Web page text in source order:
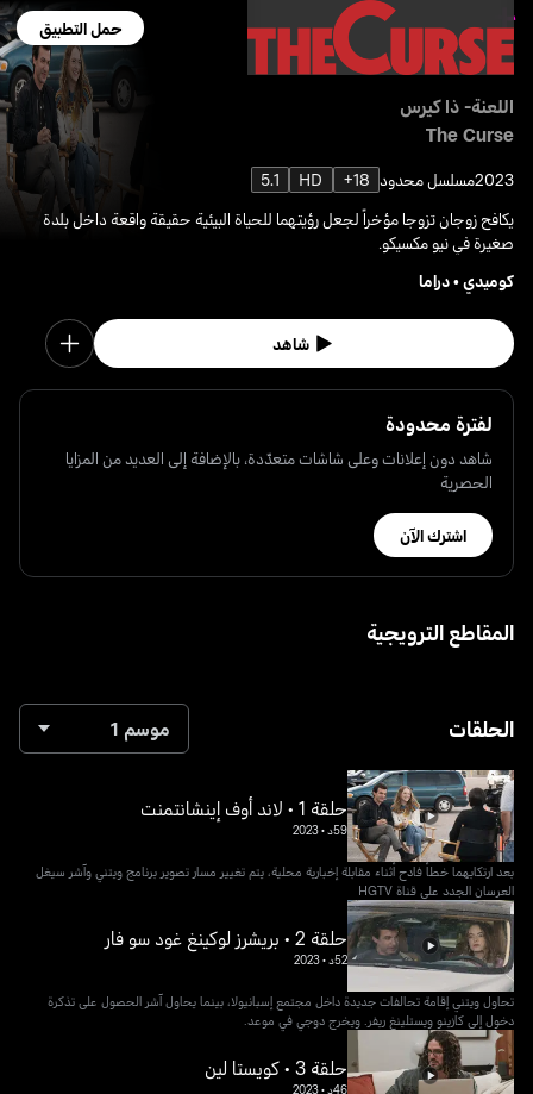
حمل التطبيق
اللعنة- ذا كيرس
The Curse
2023مسلسل محدود 18+
HD
5.1
يكافح زوجان تزوجا مؤخراً لجعل رؤيتهما للحياة البيئية حقيقة واقعة داخل بلدة
صغيرة في نيو مكسيكو.
كوميدي•دراما
شاهد
لفترة محدودة
شاهد دون إعلانات وعلى شاشات متعدّدة، بالإضافة إلى العديد من المزايا
الحصرية
اشترك الآن
المقاطع الترويجية
الحلقات موسم 1
حلقة 1 • لاند أوف إينشانتمنت
59د •
2023
بعد ارتكابهما خطأ فادح أثناء مقابلة إخبارية محلية، يتم تغيير مسار تصوير برنامج ويتني وآشر سيغل
العرسان الجدد على قناة HGTV
حلقة 2 • بريشرز لوكينغ غود سو فار
52د •
2023
تحاول ويتني إقامة تحالفات جديدة داخل مجتمع إسبانيولا، بينما يحاول آشر الحصول على تذكرة
دخول إلى كازينو ويستلينغ ريفر. ويخرج دوجي في موعد.
حلقة 3 • كويستا لين
46د •
2023